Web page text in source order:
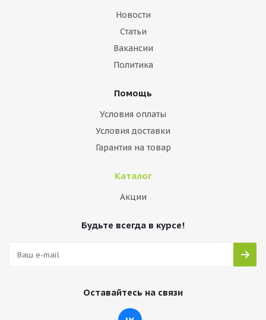
Новости
Статьи
Вакансии
Политика
Помощь
Условия оплаты
Условия доставки
Гарантия на товар
Каталог
Акции
Будьте всегда в курсе!
Оставайтесь на связи